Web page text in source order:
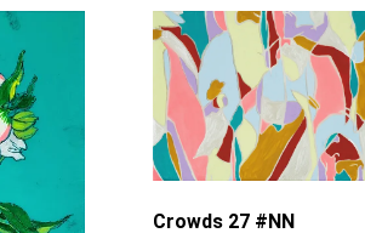
Crowds 27 #NN